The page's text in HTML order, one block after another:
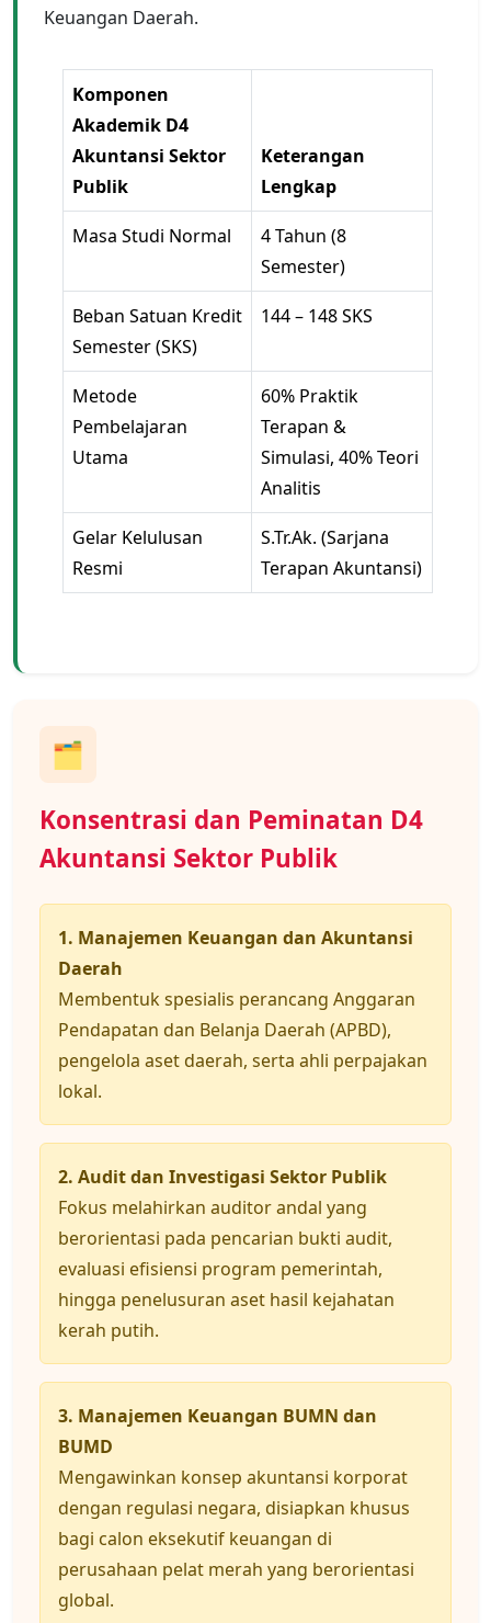
Keuangan Daerah.
Komponen
Akademik D4
Akuntansi Sektor
Publik
Keterangan
Lengkap
Masa Studi Normal
4 Tahun (8
Semester)
Beban Satuan Kredit
Semester (SKS)
144 – 148 SKS
Metode
Pembelajaran
Utama
60% Praktik
Terapan &
Simulasi, 40% Teori
Analitis
Gelar Kelulusan
Resmi
S.Tr.Ak. (Sarjana
Terapan Akuntansi)
🗂️
Konsentrasi dan Peminatan D4
Akuntansi Sektor Publik
1. Manajemen Keuangan dan Akuntansi
Daerah
Membentuk spesialis perancang Anggaran
Pendapatan dan Belanja Daerah (APBD),
pengelola aset daerah, serta ahli perpajakan
lokal.
2. Audit dan Investigasi Sektor Publik
Fokus melahirkan auditor andal yang
berorientasi pada pencarian bukti audit,
evaluasi efisiensi program pemerintah,
hingga penelusuran aset hasil kejahatan
kerah putih.
3. Manajemen Keuangan BUMN dan
BUMD
Mengawinkan konsep akuntansi korporat
dengan regulasi negara, disiapkan khusus
bagi calon eksekutif keuangan di
perusahaan pelat merah yang berorientasi
global.